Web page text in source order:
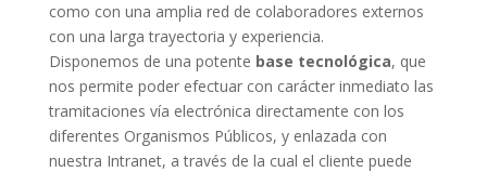
como con una amplia red de colaboradores externos
con una larga trayectoria y experiencia.
Disponemos de una potente base tecnológica, que
nos permite poder efectuar con carácter inmediato las
tramitaciones vía electrónica directamente con los
diferentes Organismos Públicos, y enlazada con
nuestra Intranet, a través de la cual el cliente puede